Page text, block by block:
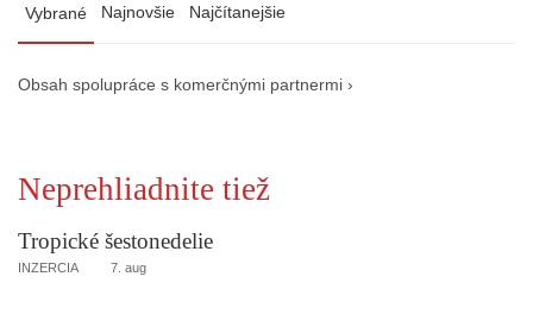
Vybrané Najnovšie Najčítanejšie
Obsah spolupráce s komerčnými partnermi ›
Neprehliadnite tiež
Tropické šestonedelie
INZERCIA 7. aug